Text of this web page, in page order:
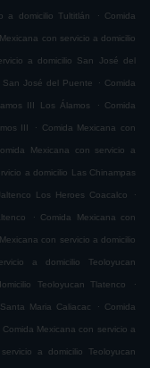
a domicilio Tultitlán . Comida
con servicio a domicilio
a domicilio San José del
San José del Puente . Comida
III Los Álamos . Comida
III . Comida Mexicana con
Mexicana con servicio a
a domicilio Las Chinampas
Los Heroes Coacalco .
. Comida Mexicana con
con servicio a domicilio
a domicilio Teoloyucan
Teoloyucan Tlatenco .
Maria Caliacac . Comida
Comida Mexicana con servicio a
a domicilio Teoloyucan